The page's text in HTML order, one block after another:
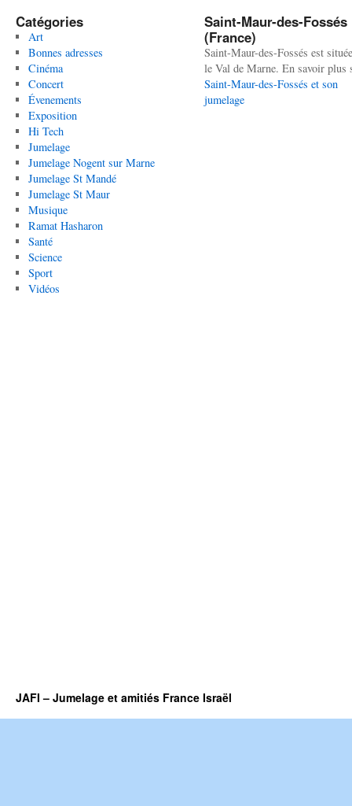
Catégories
Art
Bonnes adresses
Cinéma
Concert
Évenements
Exposition
Hi Tech
Jumelage
Jumelage Nogent sur Marne
Jumelage St Mandé
Jumelage St Maur
Musique
Ramat Hasharon
Santé
Science
Sport
Vidéos
Saint-Maur-des-Fossés
(France)
Saint-Maur-des-Fossés est
le Val de Marne. En savoir plus
Saint-Maur-des-Fossés et son
jumelage
JAFI – Jumelage et amitiés France Israël